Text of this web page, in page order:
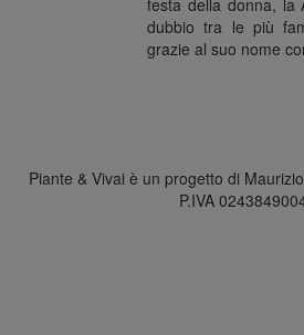
festa della donna, la
dubbio tra le più
grazie al suo nome
Piante & Vivai è un progetto di
P.IVA